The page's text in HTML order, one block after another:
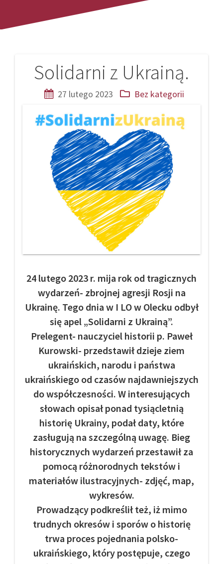
Solidarni z Ukrainą.
27 lutego 2023 Bez kategorii
24 lutego 2023 r. mija rok od tragicznych
wydarzeń- zbrojnej agresji Rosji na
Ukrainę. Tego dnia w I LO w Olecku odbył
się apel „Solidarni z Ukrainą”.
Prelegent- nauczyciel historii p. Paweł
Kurowski- przedstawił dzieje ziem
ukraińskich, narodu i państwa
ukraińskiego od czasów najdawniejszych
do współczesności. W interesujących
słowach opisał ponad tysiącletnią
historię Ukrainy, podał daty, które
zasługują na szczególną uwagę. Bieg
historycznych wydarzeń przestawił za
pomocą różnorodnych tekstów i
materiałów ilustracyjnych- zdjęć, map,
wykresów.
Prowadzący podkreślił też, iż mimo
trudnych okresów i sporów o historię
trwa proces pojednania polsko-
ukraińskiego, który postępuje, czego
Nawigacja
wpisu